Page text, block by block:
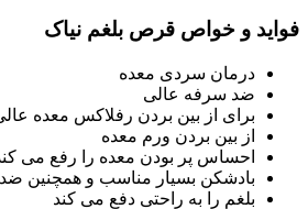
فواید و خواص قرص بلغم نیاک
درمان سردی معده
ضد سرفه عالی
برای از بین بردن رفلاکس معده
از بین بردن ورم معده
احساس پر بودن معده را رفع می
بادشکن بسیار مناسب و همچنین
بلغم را به راحتی دفع می کند